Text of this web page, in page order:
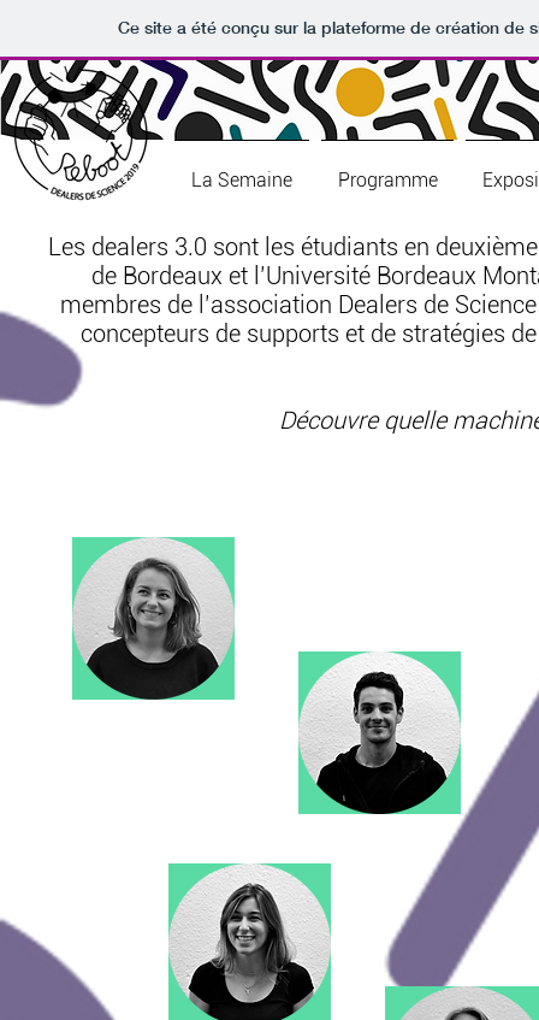
Ce site a été conçu sur la plateforme de création de
La Semaine Programme
Les dealers 3.0 sont les étudiants en
de Bordeaux et l’Université Bordeaux
membres de l’association Dealers de
concepteurs de supports et de stratégies
Découvre quelle